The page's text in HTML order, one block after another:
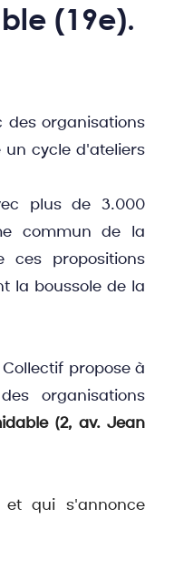
(19e).
des organisations
un cycle d'ateliers
plus de 3.000
commun de la
propositions
la boussole de la
propose à
organisations
(2, av. Jean
et qui s'annonce